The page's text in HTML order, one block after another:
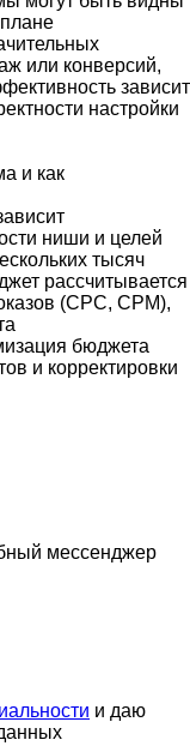
или конверсий,
зависит
настройки
и как
ниши и целей
тысяч
рассчитывается
(CPC, CPM),
бюджета
и корректировки
мессенджер
и даю